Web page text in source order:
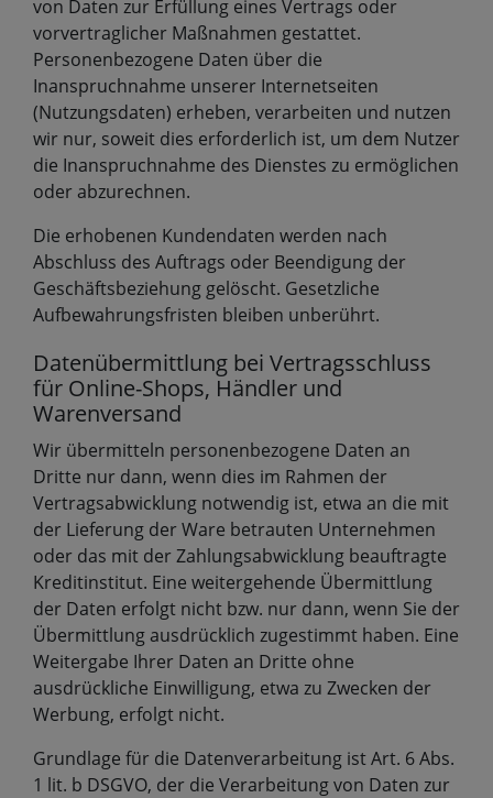
von Daten zur Erfüllung eines Vertrags oder
vorvertraglicher Maßnahmen gestattet.
Personenbezogene Daten über die
Inanspruchnahme unserer Internetseiten
(Nutzungsdaten) erheben, verarbeiten und nutzen
wir nur, soweit dies erforderlich ist, um dem Nutzer
die Inanspruchnahme des Dienstes zu ermöglichen
oder abzurechnen.
Die erhobenen Kundendaten werden nach
Abschluss des Auftrags oder Beendigung der
Geschäftsbeziehung gelöscht. Gesetzliche
Aufbewahrungsfristen bleiben unberührt.
Datenübermittlung bei Vertragsschluss
für Online-Shops, Händler und
Warenversand
Wir übermitteln personenbezogene Daten an
Dritte nur dann, wenn dies im Rahmen der
Vertragsabwicklung notwendig ist, etwa an die mit
der Lieferung der Ware betrauten Unternehmen
oder das mit der Zahlungsabwicklung beauftragte
Kreditinstitut. Eine weitergehende Übermittlung
der Daten erfolgt nicht bzw. nur dann, wenn Sie der
Übermittlung ausdrücklich zugestimmt haben. Eine
Weitergabe Ihrer Daten an Dritte ohne
ausdrückliche Einwilligung, etwa zu Zwecken der
Werbung, erfolgt nicht.
Grundlage für die Datenverarbeitung ist Art. 6 Abs.
1 lit. b DSGVO, der die Verarbeitung von Daten zur